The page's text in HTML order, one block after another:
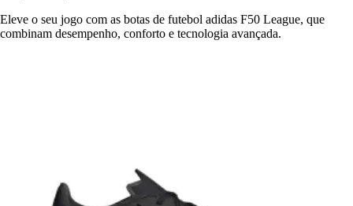
Eleve o seu jogo com as botas de futebol adidas F50 League, que
combinam desempenho, conforto e tecnologia avançada.